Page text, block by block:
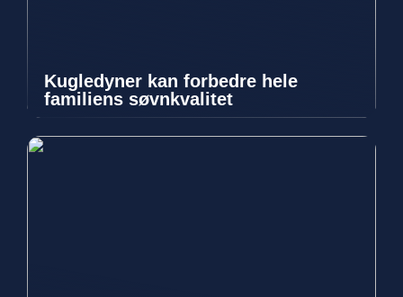
Kugledyner kan forbedre hele
familiens søvnkvalitet